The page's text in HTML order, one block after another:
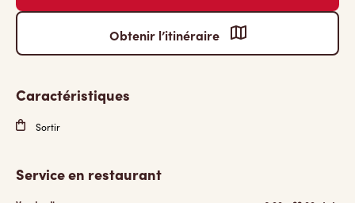
Obtenir l’itinéraire
Caractéristiques
Sortir
Service en restaurant